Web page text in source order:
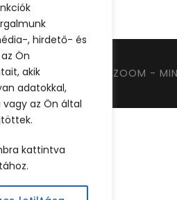
, hirdető- és
Ön
akik
adatokkal,
az Ön által
kattintva
©2024 UTAZOOM -